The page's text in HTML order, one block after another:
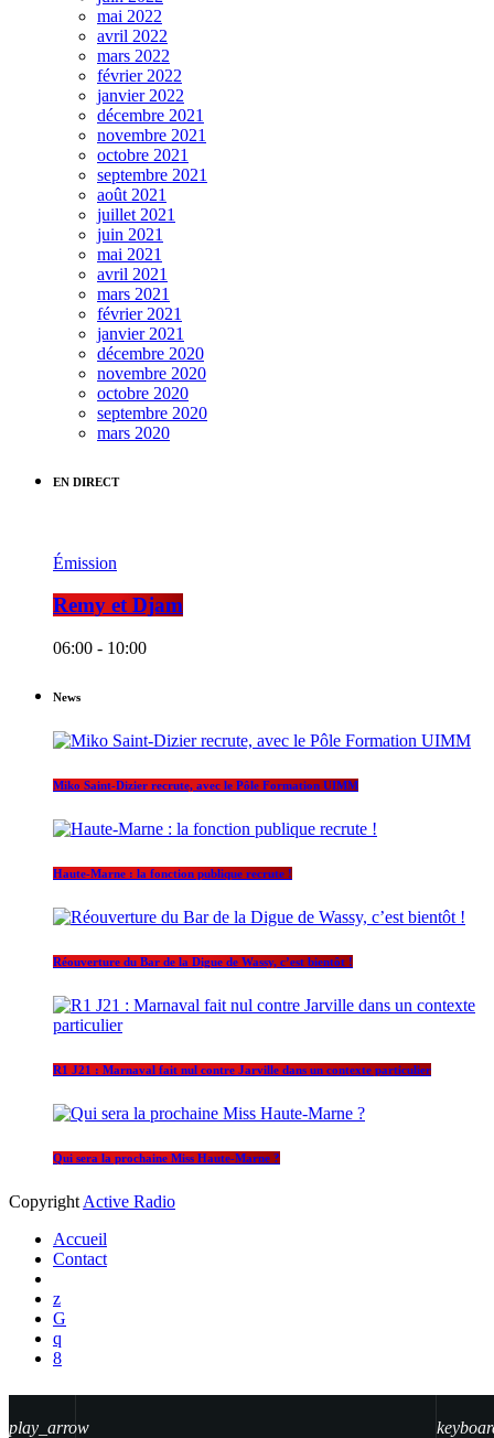
play_arrow
mai 2022
avril 2022
mars 2022
février 2022
janvier 2022
décembre 2021
novembre 2021
octobre 2021
septembre 2021
août 2021
juillet 2021
juin 2021
mai 2021
avril 2021
mars 2021
février 2021
janvier 2021
décembre 2020
novembre 2020
octobre 2020
septembre 2020
mars 2020
EN DIRECT
Émission
Remy et Djam
06:00 - 10:00
News
Miko Saint-Dizier recrute, avec le Pôle Formation UIMM
Haute-Marne : la fonction publique recrute !
Réouverture du Bar de la Digue de Wassy, c’est bientôt !
R1 J21 : Marnaval fait nul contre Jarville dans un contexte particulier
Qui sera la prochaine Miss Haute-Marne ?
Copyright Active Radio
Accueil
Contact